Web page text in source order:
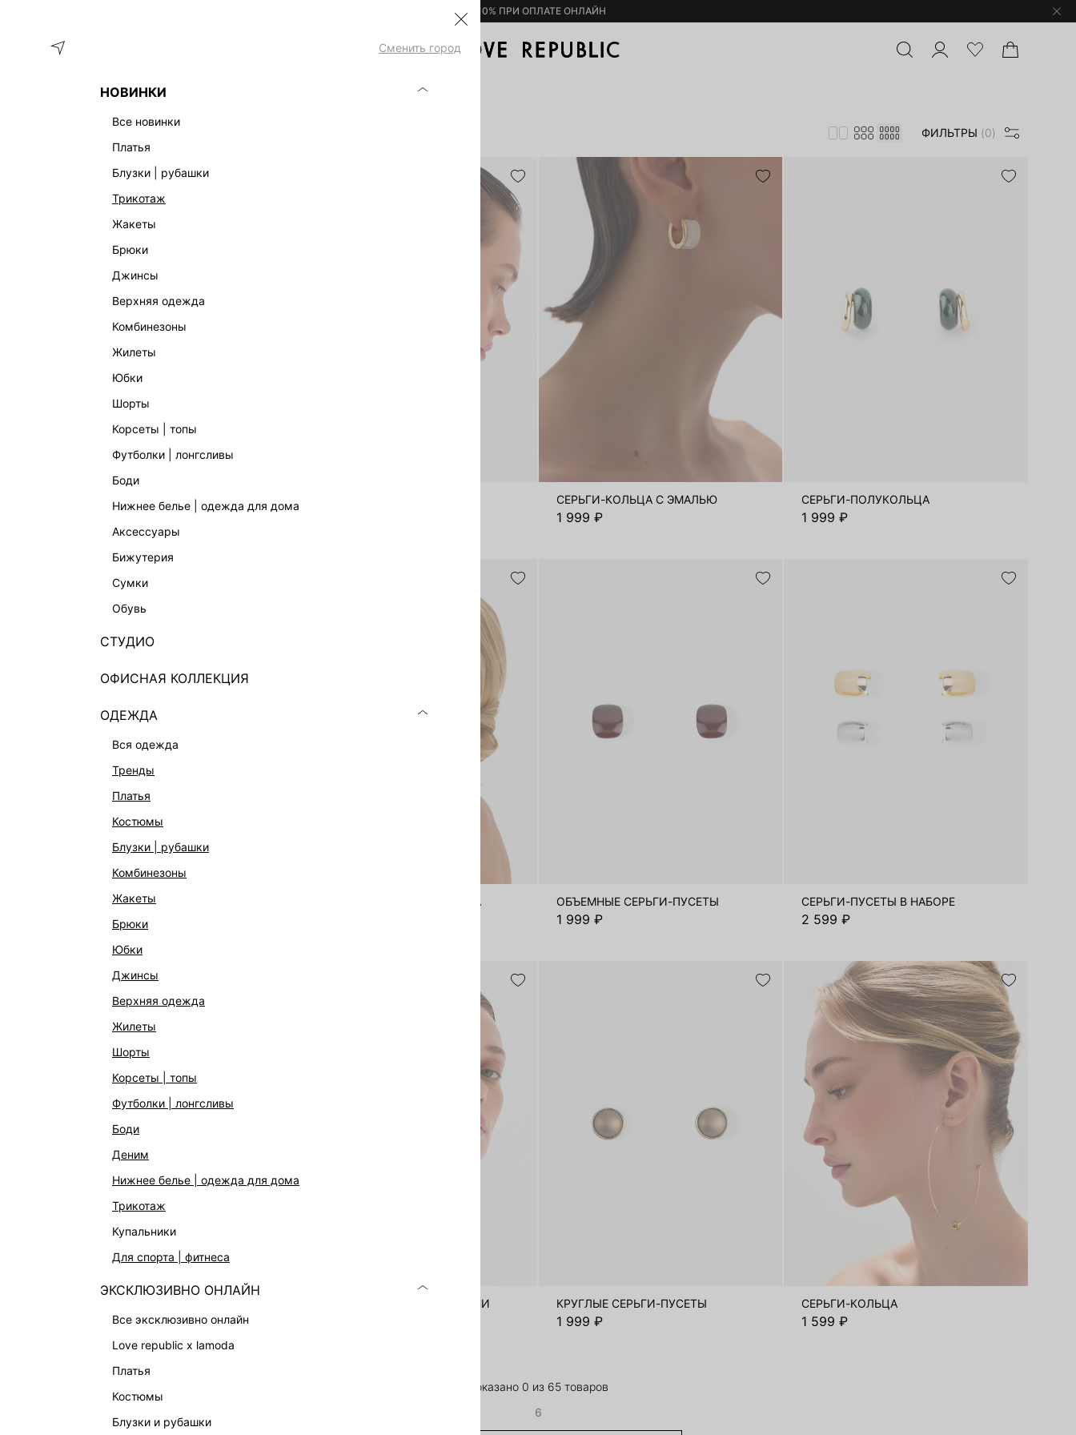
– 10% ПРИ ОПЛАТЕ ОНЛАЙН
Сменить город
НОВИНКИ
все новинки
платья
блузки | рубашки
трикотаж
жакеты
брюки
джинсы
верхняя одежда
комбинезоны
жилеты
юбки
шорты
корсеты | топы
футболки | лонгсливы
боди
нижнее белье | одежда для дома
аксессуары
бижутерия
сумки
обувь
СТУДИО
ОФИСНАЯ КОЛЛЕКЦИЯ
ОДЕЖДА
вся одежда
тренды
платья
костюмы
блузки | рубашки
комбинезоны
жакеты
брюки
юбки
джинсы
верхняя одежда
жилеты
шорты
корсеты | топы
футболки | лонгсливы
боди
деним
нижнее белье | одежда для дома
трикотаж
купальники
для спорта | фитнеса
ЭКСКЛЮЗИВНО ОНЛАЙН
все эксклюзивно онлайн
love republic x lamoda
платья
костюмы
блузки и рубашки
УКРАШЕНИЯ
ФИЛЬТРЫ (0)
СЕРЬГИ-ПУСЕТЫ СЕРЬГИ-КОЛЬЦА С ЭМАЛЬЮ
1 999 ₽
СЕРЬГИ-ПОЛУКОЛЬЦА
1 999 ₽
СЕРЬГИ ИЗ ЛАТУНИ СЕРЬГИ ИЗ МЯТОГО МЕТАЛЛА ОБЪЕМНЫЕ СЕРЬГИ-ПУСЕТЫ
1 999 ₽
СЕРЬГИ-ПУСЕТЫ В НАБОРЕ
2 599 ₽
ОБЪЕМНЫЕ СЕРЬГИ ИЗ ЛАТУНИ КРУГЛЫЕ СЕРЬГИ-ПУСЕТЫ
1 999 ₽
СЕРЬГИ-КОЛЬЦА
1 599 ₽
Показано 0 из 65 товаров
6